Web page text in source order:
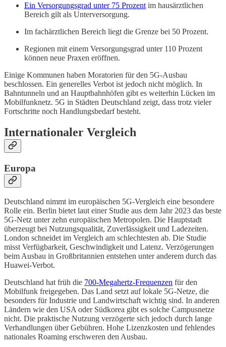
Ein Versorgungsgrad unter 75 Prozent im hausärztlichen
Bereich gilt als Unterversorgung.
Im fachärztlichen Bereich liegt die Grenze bei 50 Prozent.
Regionen mit einem Versorgungsgrad unter 110 Prozent
können neue Praxen eröffnen.
Einige Kommunen haben Moratorien für den 5G-Ausbau
beschlossen. Ein generelles Verbot ist jedoch nicht möglich. In
Bahntunneln und an Hauptbahnhöfen gibt es weiterhin Lücken im
Mobilfunknetz. 5G in Städten Deutschland zeigt, dass trotz vieler
Fortschritte noch Handlungsbedarf besteht.
Internationaler Vergleich
Europa
Deutschland nimmt im europäischen 5G-Vergleich eine besondere
Rolle ein. Berlin bietet laut einer Studie aus dem Jahr 2023 das beste
5G-Netz unter zehn europäischen Metropolen. Die Hauptstadt
überzeugt bei Nutzungsqualität, Zuverlässigkeit und Ladezeiten.
London schneidet im Vergleich am schlechtesten ab. Die Studie
misst Verfügbarkeit, Geschwindigkeit und Latenz. Verzögerungen
beim Ausbau in Großbritannien entstehen unter anderem durch das
Huawei-Verbot.
Deutschland hat früh die 700-Megahertz-Frequenzen für den
Mobilfunk freigegeben. Das Land setzt auf lokale 5G-Netze, die
besonders für Industrie und Landwirtschaft wichtig sind. In anderen
Ländern wie den USA oder Südkorea gibt es solche Campusnetze
nicht. Die praktische Nutzung verzögerte sich jedoch durch lange
Verhandlungen über Gebühren. Hohe Lizenzkosten und fehlendes
nationales Roaming erschweren den Ausbau.